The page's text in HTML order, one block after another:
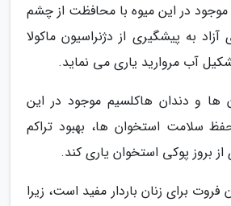
موجود در این میوه با محافظت از چشم
آزاد به پیشگیری از دژنراسیون ماکولا
آب مروارید یاری می نماید.
ها و دندان هاکلسیم موجود در این
سلامت استخوان ها، بهبود تراکم
بروز پوکی استخوان یاری کند.
فروت برای زنان باردار مفید است، زیرا